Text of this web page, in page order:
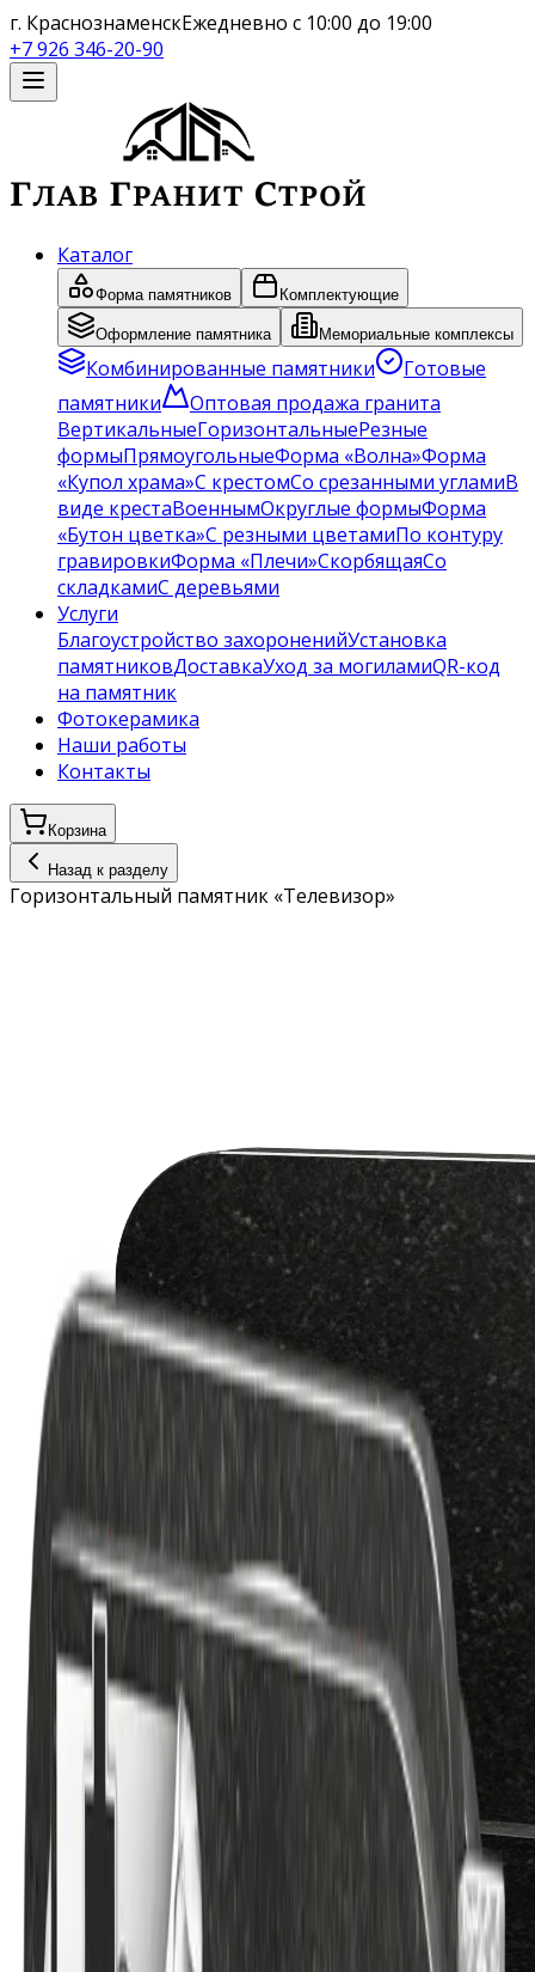
г. КраснознаменскЕжедневно с 10:00 до 19:00
+7 926 346-20-90
Каталог
Форма памятников Комплектующие
Оформление памятника Мемориальные комплексы
Комбинированные памятники
Готовые
памятники
Оптовая продажа гранита
ВертикальныеГоризонтальныеРезные
формыПрямоугольныеФорма «Волна»Форма
«Купол храма»С крестомСо срезанными угламиВ
виде крестаВоеннымОкруглые формыФорма
«Бутон цветка»С резными цветамиПо контуру
гравировкиФорма «Плечи»СкорбящаяСо
складкамиС деревьями
Услуги
Благоустройство захороненийУстановка
памятниковДоставкаУход за могиламиQR-код
на памятник
Фотокерамика
Наши работы
Контакты
Корзина
Назад к разделу
Горизонтальный памятник «Телевизор»